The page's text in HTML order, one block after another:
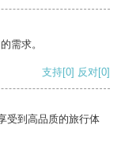
需求。
支持[0] 反对[0]
受到高品质的旅行体